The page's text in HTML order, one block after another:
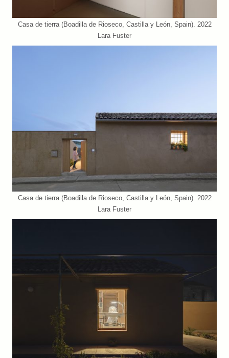
Casa de tierra (Boadilla de Rioseco, Castilla y León, Spain). 2022
Lara Fuster
Casa de tierra (Boadilla de Rioseco, Castilla y León, Spain). 2022
Lara Fuster